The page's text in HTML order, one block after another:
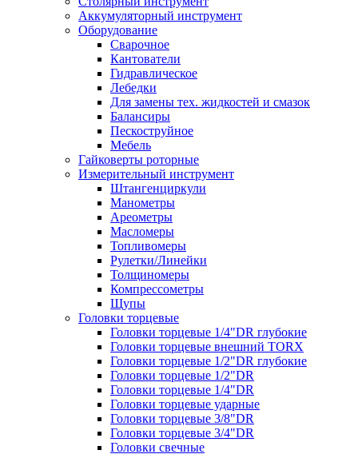
Аккумуляторный инструмент
Оборудование
Сварочное
Кантователи
Гидравлическое
Лебедки
Для замены тех. жидкостей и смазок
Балансиры
Пескоструйное
Мебель
Гайковерты роторные
Измерительный инструмент
Штангенциркули
Манометры
Ареометры
Масломеры
Топливомеры
Рулетки/Линейки
Толщиномеры
Компрессометры
Щупы
Головки торцевые
Головки торцевые 1/4"DR глубокие
Головки торцевые внешний TORX
Головки торцевые 1/2"DR глубокие
Головки торцевые 1/2"DR
Головки торцевые 1/4"DR
Головки торцевые ударные
Головки торцевые 3/8"DR
Головки торцевые 3/4"DR
Головки свечные